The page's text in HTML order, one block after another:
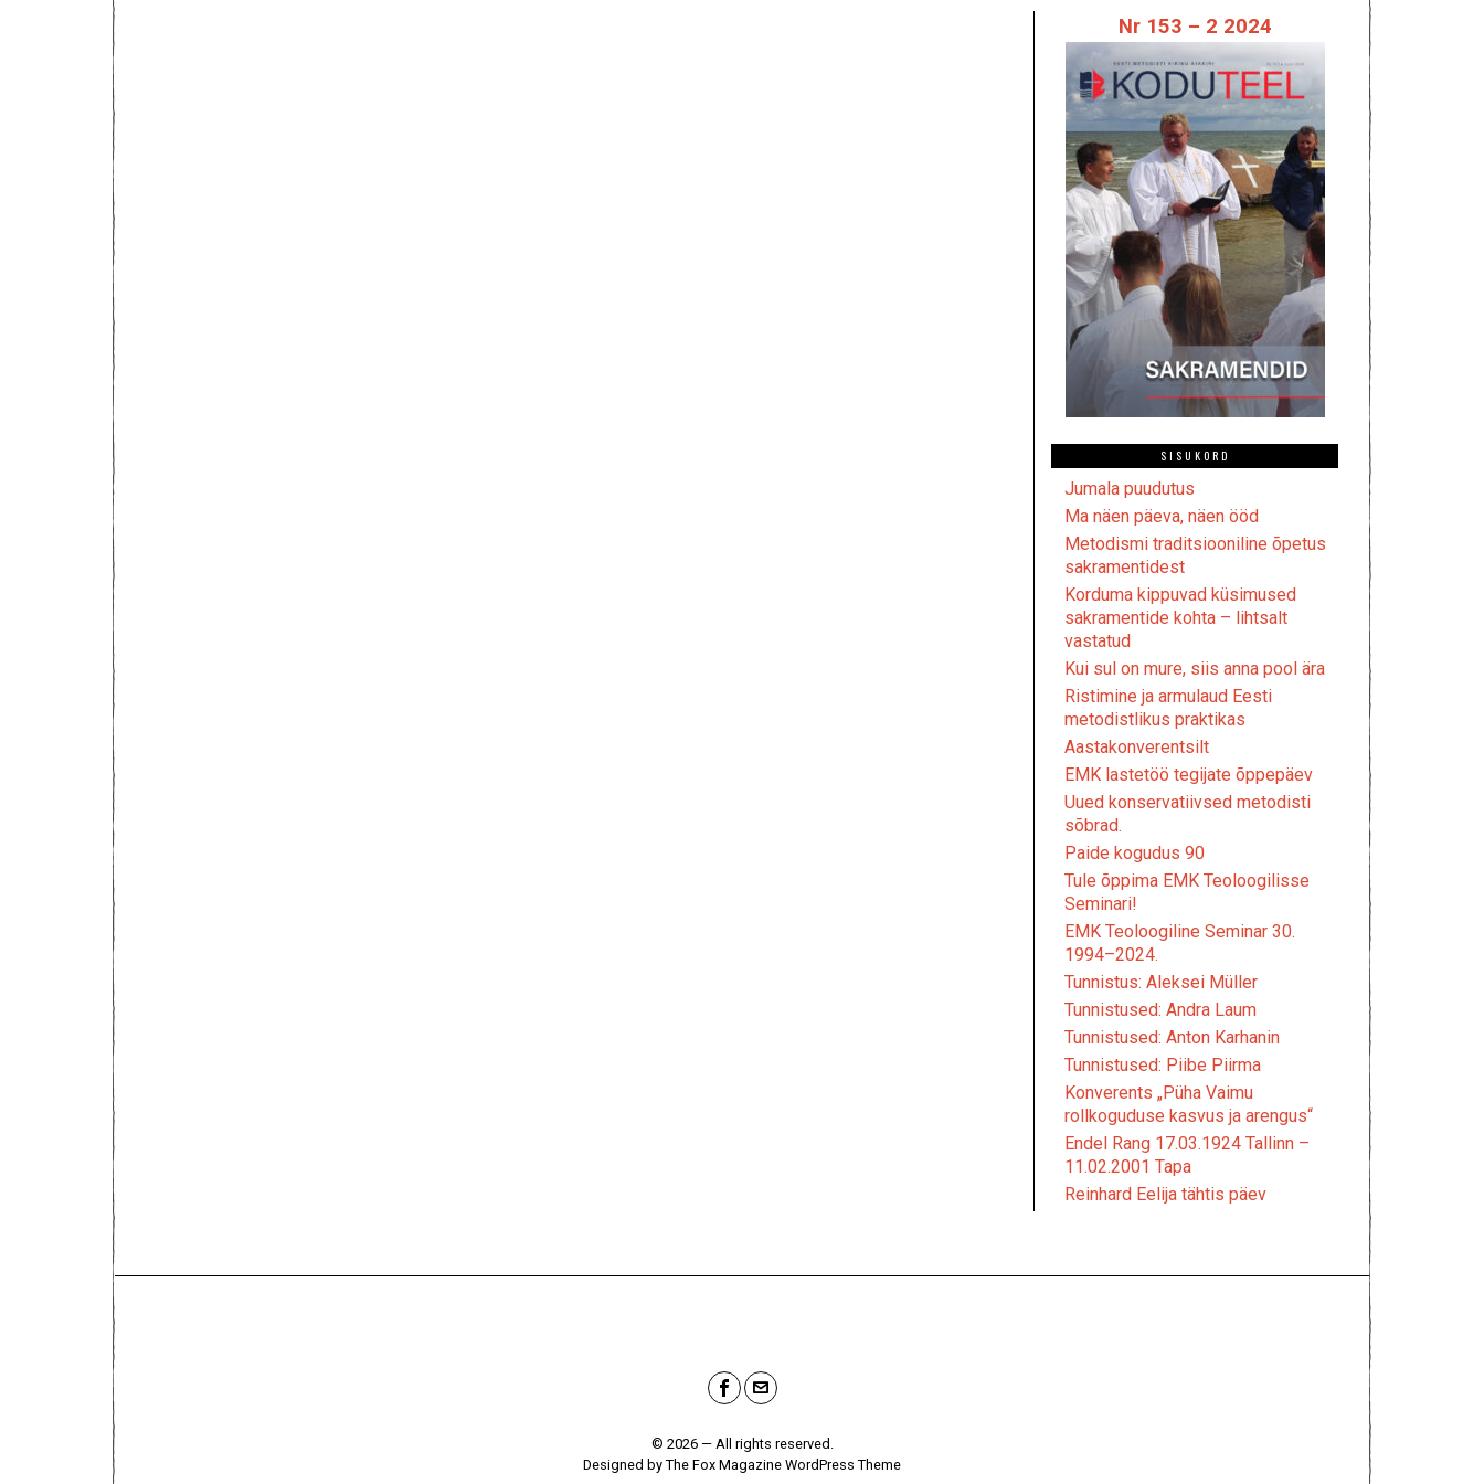
Nr 153 – 2 2024
SISUKORD
Jumala puudutus
Ma näen päeva, näen ööd
Metodismi traditsiooniline õpetus
sakramentidest
Korduma kippuvad küsimused
sakramentide kohta – lihtsalt
vastatud
Kui sul on mure, siis anna pool ära
Ristimine ja armulaud Eesti
metodistlikus praktikas
Aastakonverentsilt
EMK lastetöö tegijate õppepäev
Uued konservatiivsed metodisti
sõbrad.
Paide kogudus 90
Tule õppima EMK Teoloogilisse
Seminari!
EMK Teoloogiline Seminar 30.
1994–2024.
Tunnistus: Aleksei Müller
Tunnistused: Andra Laum
Tunnistused: Anton Karhanin
Tunnistused: Piibe Piirma
Konverents „Püha Vaimu
rollkoguduse kasvus ja arengus“
Endel Rang 17.03.1924 Tallinn –
11.02.2001 Tapa
Reinhard Eelija tähtis päev
© 2026— All rights reserved.
Designed by The Fox Magazine WordPress Theme